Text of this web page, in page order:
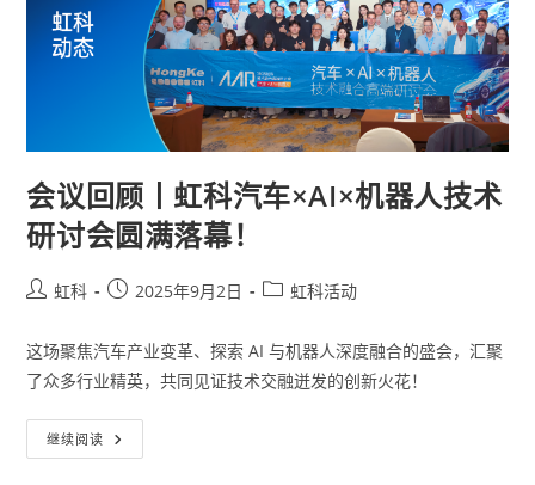
会议回顾丨虹科汽车×AI×机器人技术
研讨会圆满落幕！
虹科 2025年9月2日 虹科活动
这场聚焦汽车产业变革、探索 AI 与机器人深度融合的盛会，汇聚
了众多行业精英，共同见证技术交融迸发的创新火花！
继续阅读